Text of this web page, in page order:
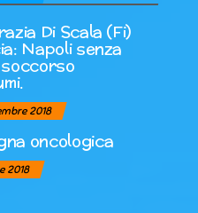
Di Scala (Fi)
Napoli senza
2018
oncologica
2018